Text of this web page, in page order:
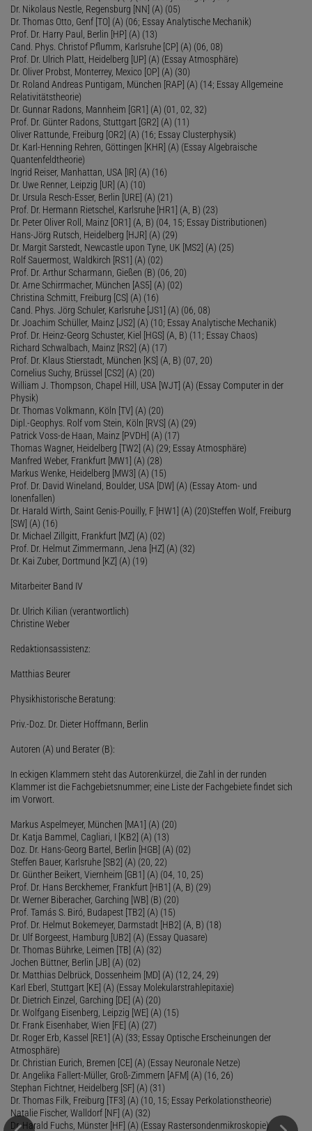
Dr. Nikolaus Nestle, Regensburg [NN] (A) (05)
Dr. Thomas Otto, Genf [TO] (A) (06; Essay Analytische Mechanik)
Prof. Dr. Harry Paul, Berlin [HP] (A) (13)
Cand. Phys. Christof Pflumm, Karlsruhe [CP] (A) (06, 08)
Prof. Dr. Ulrich Platt, Heidelberg [UP] (A) (Essay Atmosphäre)
Dr. Oliver Probst, Monterrey, Mexico [OP] (A) (30)
Dr. Roland Andreas Puntigam, München [RAP] (A) (14; Essay Allgemeine
Relativitätstheorie)
Dr. Gunnar Radons, Mannheim [GR1] (A) (01, 02, 32)
Prof. Dr. Günter Radons, Stuttgart [GR2] (A) (11)
Oliver Rattunde, Freiburg [OR2] (A) (16; Essay Clusterphysik)
Dr. Karl-Henning Rehren, Göttingen [KHR] (A) (Essay Algebraische
Quantenfeldtheorie)
Ingrid Reiser, Manhattan, USA [IR] (A) (16)
Dr. Uwe Renner, Leipzig [UR] (A) (10)
Dr. Ursula Resch-Esser, Berlin [URE] (A) (21)
Prof. Dr. Hermann Rietschel, Karlsruhe [HR1] (A, B) (23)
Dr. Peter Oliver Roll, Mainz [OR1] (A, B) (04, 15; Essay Distributionen)
Hans-Jörg Rutsch, Heidelberg [HJR] (A) (29)
Dr. Margit Sarstedt, Newcastle upon Tyne, UK [MS2] (A) (25)
Rolf Sauermost, Waldkirch [RS1] (A) (02)
Prof. Dr. Arthur Scharmann, Gießen (B) (06, 20)
Dr. Arne Schirrmacher, München [AS5] (A) (02)
Christina Schmitt, Freiburg [CS] (A) (16)
Cand. Phys. Jörg Schuler, Karlsruhe [JS1] (A) (06, 08)
Dr. Joachim Schüller, Mainz [JS2] (A) (10; Essay Analytische Mechanik)
Prof. Dr. Heinz-Georg Schuster, Kiel [HGS] (A, B) (11; Essay Chaos)
Richard Schwalbach, Mainz [RS2] (A) (17)
Prof. Dr. Klaus Stierstadt, München [KS] (A, B) (07, 20)
Cornelius Suchy, Brüssel [CS2] (A) (20)
William J. Thompson, Chapel Hill, USA [WJT] (A) (Essay Computer in der
Physik)
Dr. Thomas Volkmann, Köln [TV] (A) (20)
Dipl.-Geophys. Rolf vom Stein, Köln [RVS] (A) (29)
Patrick Voss-de Haan, Mainz [PVDH] (A) (17)
Thomas Wagner, Heidelberg [TW2] (A) (29; Essay Atmosphäre)
Manfred Weber, Frankfurt [MW1] (A) (28)
Markus Wenke, Heidelberg [MW3] (A) (15)
Prof. Dr. David Wineland, Boulder, USA [DW] (A) (Essay Atom- und
Ionenfallen)
Dr. Harald Wirth, Saint Genis-Pouilly, F [HW1] (A) (20)Steffen Wolf, Freiburg
[SW] (A) (16)
Dr. Michael Zillgitt, Frankfurt [MZ] (A) (02)
Prof. Dr. Helmut Zimmermann, Jena [HZ] (A) (32)
Dr. Kai Zuber, Dortmund [KZ] (A) (19)
Mitarbeiter Band IV
Dr. Ulrich Kilian (verantwortlich)
Christine Weber
Redaktionsassistenz:
Matthias Beurer
Physikhistorische Beratung:
Priv.-Doz. Dr. Dieter Hoffmann, Berlin
Autoren (A) und Berater (B):
In eckigen Klammern steht das Autorenkürzel, die Zahl in der runden
Klammer ist die Fachgebietsnummer; eine Liste der Fachgebiete findet sich
im Vorwort.
Markus Aspelmeyer, München [MA1] (A) (20)
Dr. Katja Bammel, Cagliari, I [KB2] (A) (13)
Doz. Dr. Hans-Georg Bartel, Berlin [HGB] (A) (02)
Steffen Bauer, Karlsruhe [SB2] (A) (20, 22)
Dr. Günther Beikert, Viernheim [GB1] (A) (04, 10, 25)
Prof. Dr. Hans Berckhemer, Frankfurt [HB1] (A, B) (29)
Dr. Werner Biberacher, Garching [WB] (B) (20)
Prof. Tamás S. Biró, Budapest [TB2] (A) (15)
Prof. Dr. Helmut Bokemeyer, Darmstadt [HB2] (A, B) (18)
Dr. Ulf Borgeest, Hamburg [UB2] (A) (Essay Quasare)
Dr. Thomas Bührke, Leimen [TB] (A) (32)
Jochen Büttner, Berlin [JB] (A) (02)
Dr. Matthias Delbrück, Dossenheim [MD] (A) (12, 24, 29)
Karl Eberl, Stuttgart [KE] (A) (Essay Molekularstrahlepitaxie)
Dr. Dietrich Einzel, Garching [DE] (A) (20)
Dr. Wolfgang Eisenberg, Leipzig [WE] (A) (15)
Dr. Frank Eisenhaber, Wien [FE] (A) (27)
Dr. Roger Erb, Kassel [RE1] (A) (33; Essay Optische Erscheinungen der
Atmosphäre)
Dr. Christian Eurich, Bremen [CE] (A) (Essay Neuronale Netze)
Dr. Angelika Fallert-Müller, Groß-Zimmern [AFM] (A) (16, 26)
Stephan Fichtner, Heidelberg [SF] (A) (31)
Dr. Thomas Filk, Freiburg [TF3] (A) (10, 15; Essay Perkolationstheorie)
Natalie Fischer, Walldorf [NF] (A) (32)
Dr. Harald Fuchs, Münster [HF] (A) (Essay Rastersondenmikroskopie)